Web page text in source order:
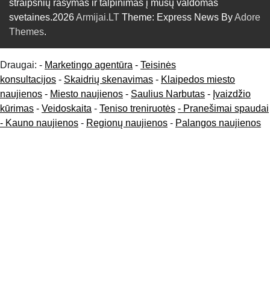
straipsnių rašymas ir talpinimas į mūsų valdomas
svetaines.2026Armijai.LT Theme: Express News ByAdore
Themes.
Draugai: - Marketingo agentūra - Teisinės
konsultacijos - Skaidrių skenavimas - Klaipedos miesto
naujienos - Miesto naujienos - Saulius Narbutas - Įvaizdžio
kūrimas - Veidoskaita - Teniso treniruotės - Pranešimai spaudai
- Kauno naujienos - Regionų naujienos - Palangos naujienos